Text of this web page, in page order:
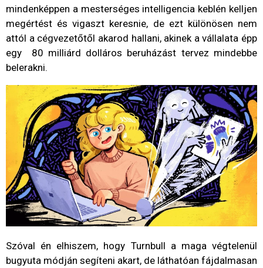
mindenképpen a mesterséges intelligencia keblén kelljen
megértést és vigaszt keresnie, de ezt különösen nem
attól a cégvezetőtől akarod hallani, akinek a vállalata épp
egy 80 milliárd dolláros beruházást tervez mindebbe
belerakni.
Szóval én elhiszem, hogy Turnbull a maga végtelenül
bugyuta módján segíteni akart, de láthatóan fájdalmasan